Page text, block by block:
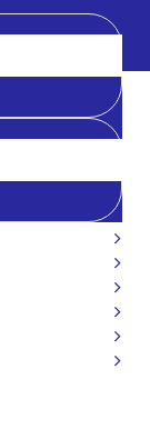
74FCT162646ETPV